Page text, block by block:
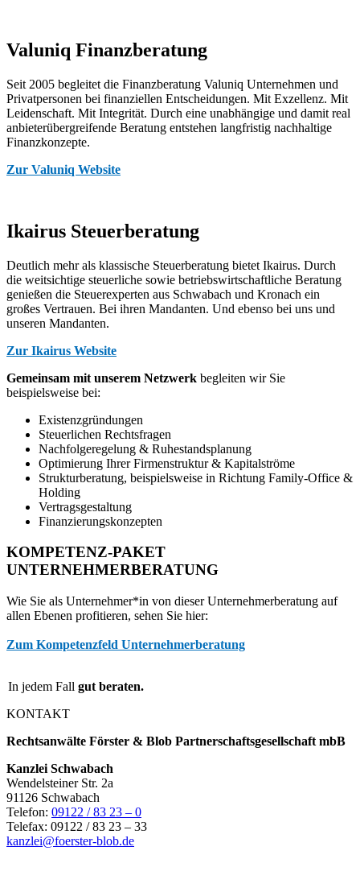
Valuniq Finanzberatung
Seit 2005 begleitet die Finanzberatung Valuniq Unternehmen und
Privatpersonen bei finanziellen Entscheidungen. Mit Exzellenz. Mit
Leidenschaft. Mit Integrität. Durch eine unabhängige und damit real
anbieterübergreifende Beratung entstehen langfristig nachhaltige
Finanzkonzepte.
Zur Valuniq Website
Ikairus Steuerberatung
Deutlich mehr als klassische Steuerberatung bietet Ikairus. Durch
die weitsichtige steuerliche sowie betriebswirtschaftliche Beratung
genießen die Steuerexperten aus Schwabach und Kronach ein
großes Vertrauen. Bei ihren Mandanten. Und ebenso bei uns und
unseren Mandanten.
Zur Ikairus Website
Gemeinsam mit unserem Netzwerk begleiten wir Sie
beispielsweise bei:
Existenzgründungen
Steuerlichen Rechtsfragen
Nachfolgeregelung & Ruhestandsplanung
Optimierung Ihrer Firmenstruktur & Kapitalströme
Strukturberatung, beispielsweise in Richtung Family-Office &
Holding
Vertragsgestaltung
Finanzierungskonzepten
KOMPETENZ-PAKET
UNTERNEHMERBERATUNG
Wie Sie als Unternehmer*in von dieser Unternehmerberatung auf
allen Ebenen profitieren, sehen Sie hier:
Zum Kompetenzfeld Unternehmerberatung
In jedem Fall gut beraten.
KONTAKT
Rechtsanwälte Förster & Blob Partnerschaftsgesellschaft mbB
Kanzlei Schwabach
Wendelsteiner Str. 2a
91126 Schwabach
Telefon: 09122 / 83 23 – 0
Telefax: 09122 / 83 23 – 33
kanzlei@foerster-blob.de